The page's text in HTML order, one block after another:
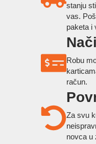
stanju
vas.
paketa i
Robu
račun.
Za svu
novca u